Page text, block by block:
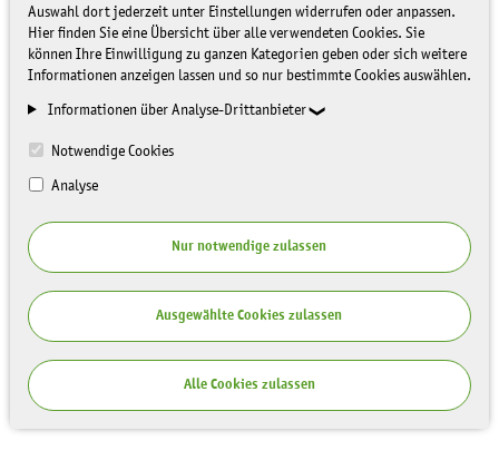
Auswahl dort jederzeit unter Einstellungen widerrufen oder anpassen.
Hier finden Sie eine Übersicht über alle verwendeten Cookies. Sie
können Ihre Einwilligung zu ganzen Kategorien geben oder sich weitere
Informationen anzeigen lassen und so nur bestimmte Cookies auswählen.
Informationen über Analyse-Drittanbieter
Notwendige Cookies
Analyse
Nur notwendige zulassen
Ausgewählte Cookies zulassen
Alle Cookies zulassen
Mit Sternchen (*) gekennzeichnete Eingabefelder müssen
ausgefüllt werden.
Ihre Anfrage
Empfänger:Vergabestelle
Mailadresse
*